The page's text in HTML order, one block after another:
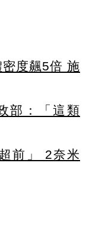
度飆5倍 施
部：「這類
前」 2奈米